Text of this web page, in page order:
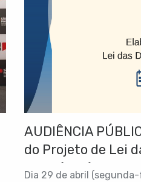
AUDIÊNCIA
do Projeto de Lei
2025 (LDO)
Dia 29 de abril